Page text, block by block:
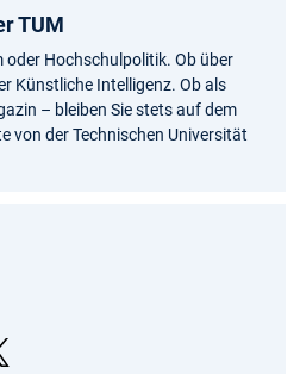
TUM
oder Hochschulpolitik. Ob über
Künstliche Intelligenz. Ob als
– bleiben Sie stets auf dem
von der Technischen Universität